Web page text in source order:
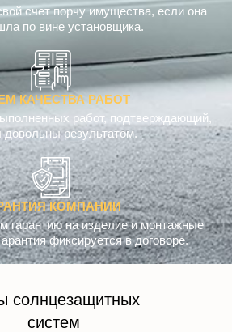
счет порчу имущества, если она
по вине установщика.
КАЧЕСТВА РАБОТ
работ, подтверждающий,
довольны результатом.
КОМПАНИИ
гарантию на изделие и монтажные
фиксируется в договоре.
солнцезащитных
систем